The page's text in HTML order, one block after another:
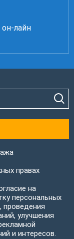
лайн
правах
на
персональных
проведения
улучшения
и интересов.